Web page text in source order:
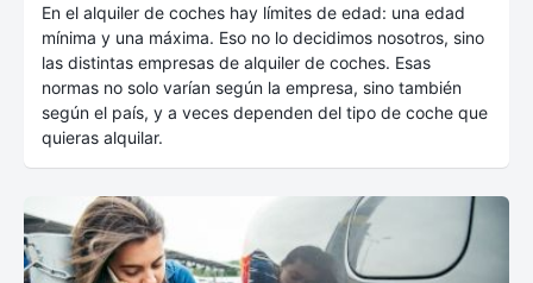
En el alquiler de coches hay límites de edad: una edad
mínima y una máxima. Eso no lo decidimos nosotros, sino
las distintas empresas de alquiler de coches. Esas
normas no solo varían según la empresa, sino también
según el país, y a veces dependen del tipo de coche que
quieras alquilar.